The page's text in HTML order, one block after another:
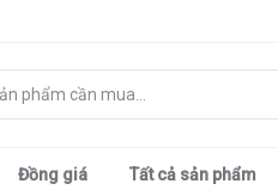
Đồng giá Tất cả sản phẩm